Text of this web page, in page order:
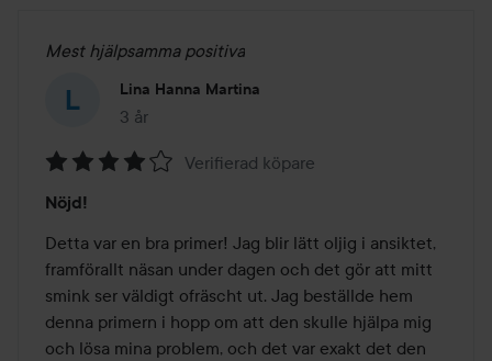
Mest hjälpsamma positiva
Lina Hanna Martina
3 år
Inlägget skapades 3 år
4
av
5
Verifierad köpare
Nöjd!
Detta var en bra primer! Jag blir lätt oljig i ansiktet,
framförallt näsan under dagen och det gör att mitt
smink ser väldigt ofräscht ut. Jag beställde hem
denna primern i hopp om att den skulle hjälpa mig
och lösa mina problem, och det var exakt det den